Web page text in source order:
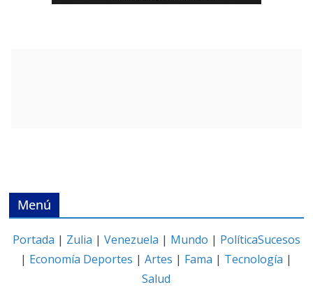
Menú
Portada | Zulia | Venezuela | Mundo | PolíticaSucesos
| Economía Deportes |Artes | Fama | Tecnología |
Salud